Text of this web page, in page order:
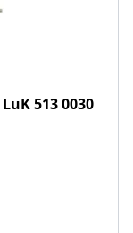
LuK513 0030